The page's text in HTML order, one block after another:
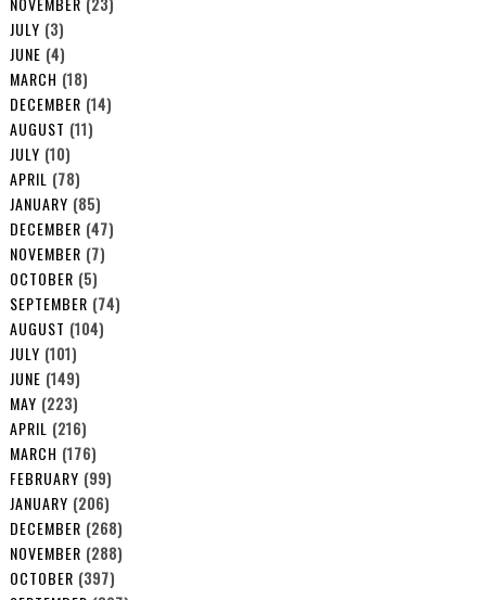
JULY (3)
JUNE (4)
MARCH (18)
DECEMBER (14)
AUGUST (11)
JULY (10)
APRIL (78)
JANUARY (85)
DECEMBER (47)
NOVEMBER (7)
OCTOBER (5)
SEPTEMBER (74)
AUGUST (104)
JULY (101)
JUNE (149)
MAY (223)
APRIL (216)
MARCH (176)
FEBRUARY (99)
JANUARY (206)
DECEMBER (268)
NOVEMBER (288)
OCTOBER (397)